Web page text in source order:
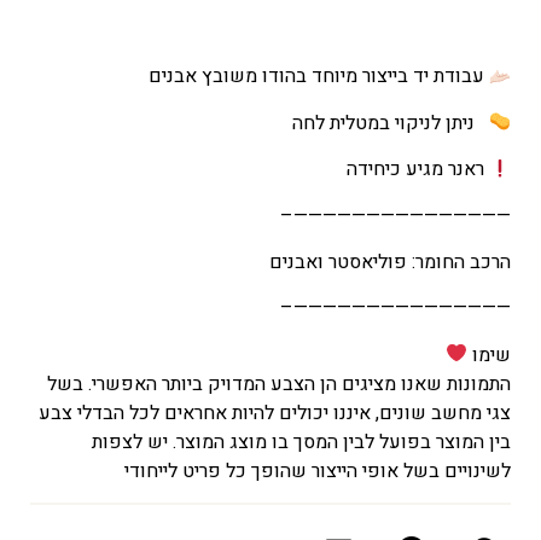
עבודת יד בייצור מיוחד בהודו משובץ אבנים
ניתן לניקוי במטלית לחה
ראנר מגיע כיחידה
———————————————–
הרכב החומר: פוליאסטר ואבנים
———————————————–
שימו
התמונות שאנו מציגים הן הצבע המדויק ביותר האפשרי. בשל
צגי מחשב שונים, איננו יכולים להיות אחראים לכל הבדלי צבע
בין המוצר בפועל לבין המסך בו מוצג המוצר. יש לצפות
לשינויים בשל אופי הייצור שהופך כל פריט לייחודי